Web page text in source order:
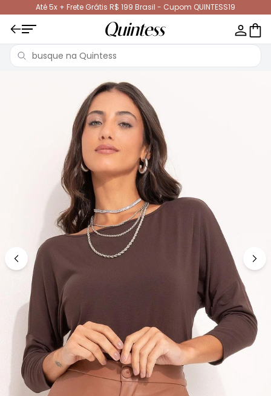
Até 5x + Frete Grátis R$ 199 Brasil - Cupom QUINTESS19